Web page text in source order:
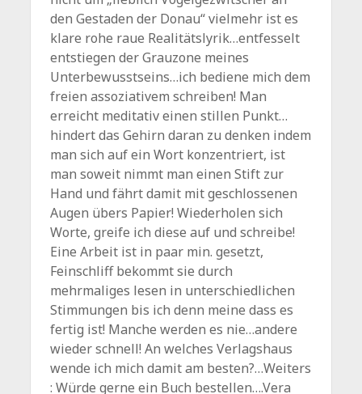
den Gestaden der Donau“ vielmehr ist es
klare rohe raue Realitätslyrik…entfesselt
entstiegen der Grauzone meines
Unterbewusstseins…ich bediene mich dem
freien assoziativem schreiben! Man
erreicht meditativ einen stillen Punkt…
hindert das Gehirn daran zu denken indem
man sich auf ein Wort konzentriert, ist
man soweit nimmt man einen Stift zur
Hand und fährt damit mit geschlossenen
Augen übers Papier! Wiederholen sich
Worte, greife ich diese auf und schreibe!
Eine Arbeit ist in paar min. gesetzt,
Feinschliff bekommt sie durch
mehrmaliges lesen in unterschiedlichen
Stimmungen bis ich denn meine dass es
fertig ist! Manche werden es nie…andere
wieder schnell! An welches Verlagshaus
wende ich mich damit am besten?…Weiters
: Würde gerne ein Buch bestellen….Vera